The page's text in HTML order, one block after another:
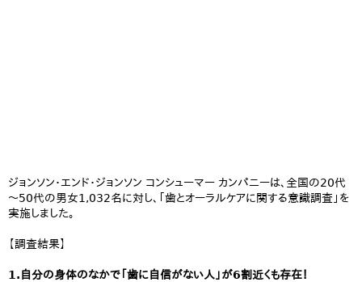
ジョンソン・エンド・ジョンソン コンシューマー カンパニーは、全国の20代
～50代の男女1,032名に対し、「歯とオーラルケアに関する意識調査」を
実施しました。
【調査結果】
1.自分の身体のなかで「歯に自信がない人」が6割近くも存在！